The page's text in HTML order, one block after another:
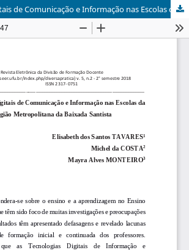
Tecnologias Digitais de Comunicação e Informação nas Escolas da Região Metropolitana da Baixada Santista